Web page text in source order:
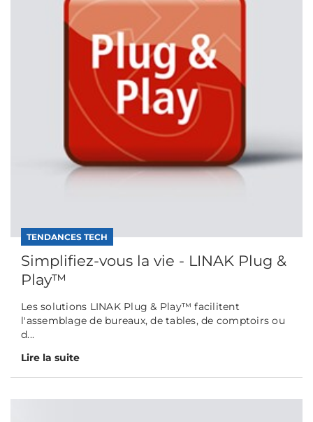
TENDANCES TECH
Simplifiez-vous la vie - LINAK Plug &
Play™
Les solutions LINAK Plug & Play™ facilitent
l'assemblage de bureaux, de tables, de comptoirs ou
d...
Lire la suite